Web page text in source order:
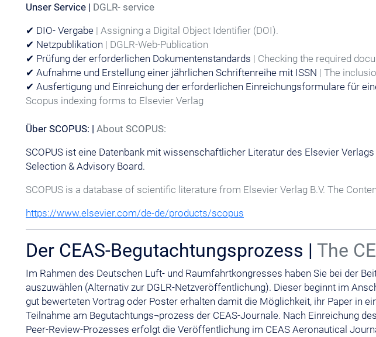
Unser Service | DGLR- service
✔ DIO- Vergabe | Assigning a Digital Object Identifier (DOI).
✔ Netzpublikation | DGLR-Web-Publication
✔ Prüfung der erforderlichen Dokumentenstandards | Checking the required
✔ Aufnahme und Erstellung einer jährlichen Schriftenreihe mit ISSN | The
✔ Ausfertigung und Einreichung der erforderlichen Einreichungsformulare für
Scopus indexing forms to Elsevier Verlag
Über SCOPUS: | About SCOPUS:
SCOPUS ist eine Datenbank mit wissenschaftlicher Literatur des Elsevier
Selection & Advisory Board.
SCOPUS is a database of scientific literature from Elsevier Verlag B.V. The
https://www.elsevier.com/de-de/products/scopus
Der CEAS-Begutachtungsprozess | The
Im Rahmen des Deutschen Luft- und Raumfahrtkongresses haben Sie bei der
auszuwählen (Alternativ zur DGLR-Netzveröffentlichung). Dieser beginnt im
gut bewerteten Vortrag oder Poster erhalten damit die Möglichkeit, ihr Paper in
Teilnahme am Begutachtungs¬prozess der CEAS-Journale. Nach Einreichung
Peer-Review-Prozesses erfolgt die Veröffentlichung im CEAS Aeronautical